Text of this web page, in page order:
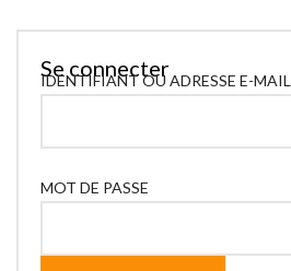
Se connecter
IDENTIFIANT OU ADRESSE E-MAIL
MOT DE PASSE